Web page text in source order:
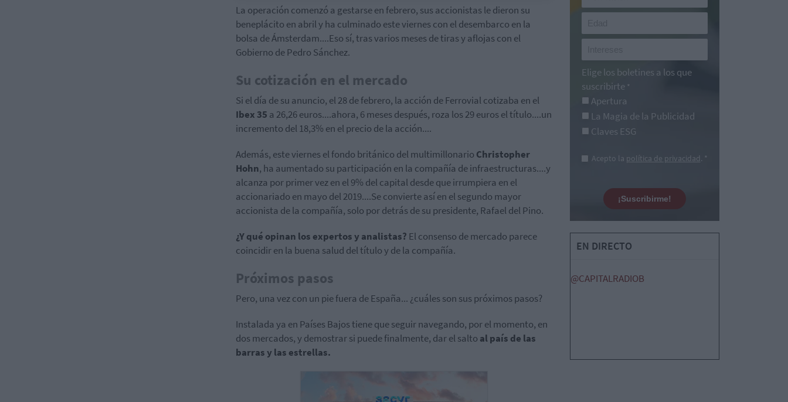
La operación comenzó a gestarse en febrero, sus accionistas le dieron su
beneplácito en abril y ha culminado este viernes con el desembarco en la
bolsa de Ámsterdam....Eso sí, tras varios meses de tiras y aflojas con el
Gobierno de Pedro Sánchez.
Su cotización en el mercado
Si el día de su anuncio, el 28 de febrero, la acción de Ferrovial cotizaba en el
Ibex 35 a 26,26 euros....ahora, 6 meses después, roza los 29 euros el título....un
incremento del 18,3% en el precio de la acción....
Además, este viernes el fondo británico del multimillonario Christopher
Hohn, ha aumentado su participación en la compañía de infraestructuras....y
alcanza por primer vez en el 9% del capital desde que irrumpiera en el
accionariado en mayo del 2019....Se convierte así en el segundo mayor
accionista de la compañía, solo por detrás de su presidente, Rafael del Pino.
¿Y qué opinan los expertos y analistas? El consenso de mercado parece
coincidir en la buena salud del título y de la compañía.
Próximos pasos
Pero, una vez con un pie fuera de España... ¿cuáles son sus próximos pasos?
Instalada ya en Países Bajos tiene que seguir navegando, por el momento, en
dos mercados, y demostrar si puede finalmente, dar el salto al país de las
barras y las estrellas.
Elige los boletines a los que
suscribirte *
Apertura
La Magia de la Publicidad
Claves ESG
Acepto la política de privacidad. *
¡Suscribirme!
EN DIRECTO
@CAPITALRADIOB